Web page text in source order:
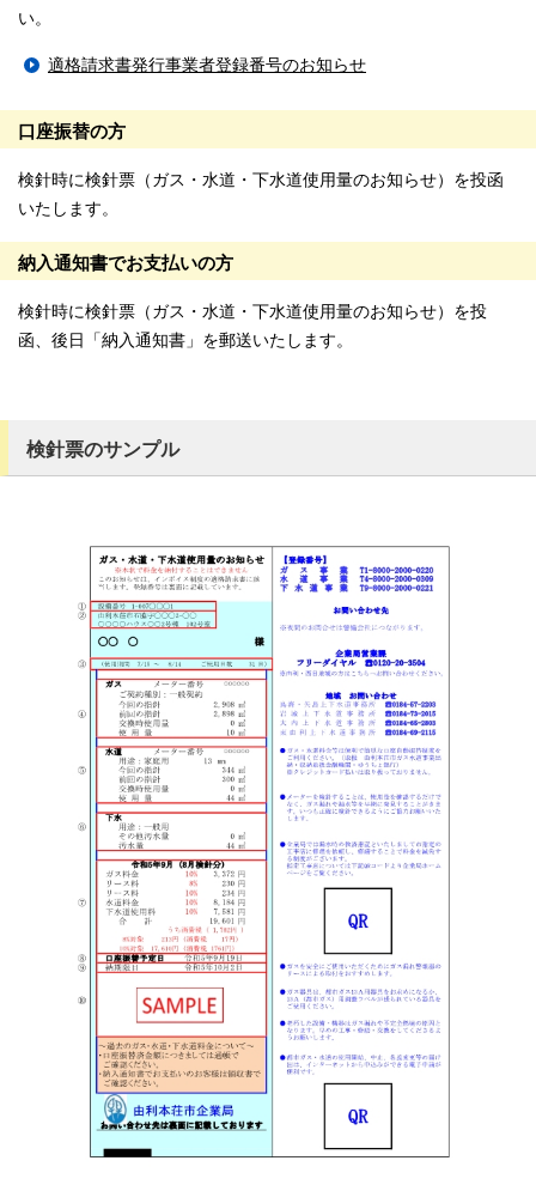
い。
適格請求書発行事業者登録番号のお知らせ
口座振替の方
検針時に検針票（ガス・水道・下水道使用量のお知らせ）を投函
いたします。
納入通知書でお支払いの方
検針時に検針票（ガス・水道・下水道使用量のお知らせ）を投
函、後日「納入通知書」を郵送いたします。
検針票のサンプル